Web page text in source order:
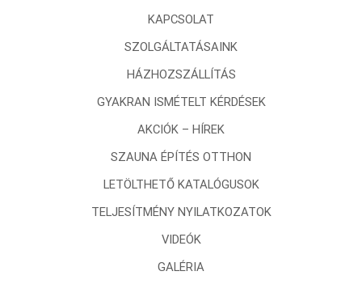
KAPCSOLAT
SZOLGÁLTATÁSAINK
HÁZHOZSZÁLLÍTÁS
GYAKRAN ISMÉTELT KÉRDÉSEK
AKCIÓK – HÍREK
SZAUNA ÉPÍTÉS OTTHON
LETÖLTHETŐ KATALÓGUSOK
TELJESÍTMÉNY NYILATKOZATOK
VIDEÓK
GALÉRIA